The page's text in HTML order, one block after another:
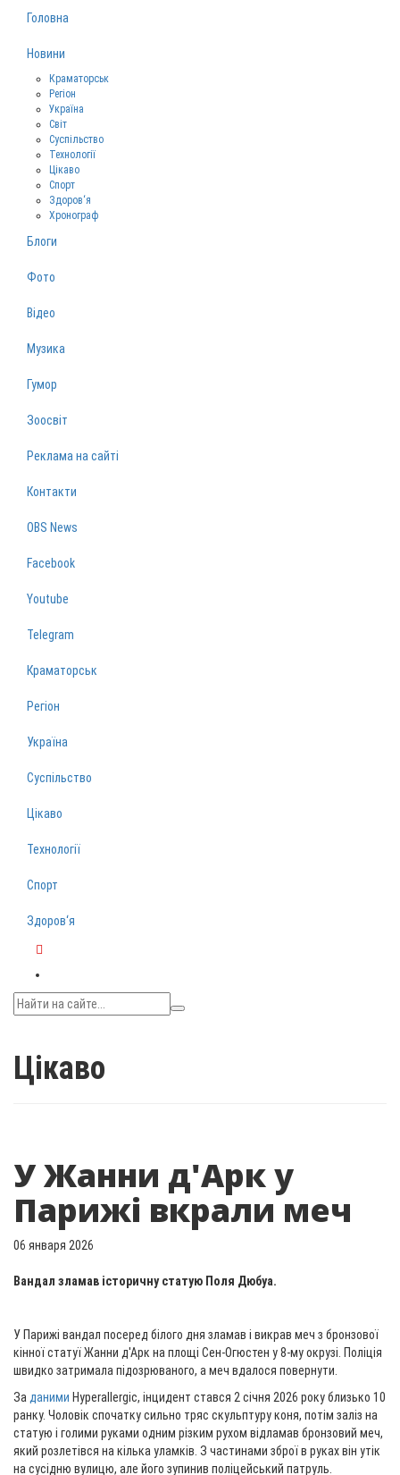
Головна
Новини
Краматорськ
Регіон
Україна
Світ
Суспільство
Технології
Цікаво
Спорт
Здоров‘я
Хронограф
Блоги
Фото
Відео
Музика
Гумор
Зоосвіт
Реклама на сайті
Контакти
OBS News
Facebook
Youtube
Telegram
Краматорськ
Регіон
Україна
Суспільство
Цікаво
Технології
Спорт
Здоров‘я
Цікаво
У Жанни д'Арк у
Парижі вкрали меч
06 января 2026
Вандал зламав історичну статую Поля Дюбуа.
У Парижі вандал посеред білого дня зламав і викрав меч з бронзової
кінної статуї Жанни д'Арк на площі Сен-Огюстен у 8-му окрузі. Поліція
швидко затримала підозрюваного, а меч вдалося повернути.
За даними Hyperallergic, інцидент стався 2 січня 2026 року близько 10
ранку. Чоловік спочатку сильно тряс скульптуру коня, потім заліз на
статую і голими руками одним різким рухом відламав бронзовий меч,
який розлетівся на кілька уламків. З частинами зброї в руках він утік
на сусідню вулицю, але його зупинив поліцейський патруль.